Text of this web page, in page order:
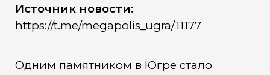
Источник новости:
https://t.me/megapolis_ugra/11177
Одним памятником в Югре стало